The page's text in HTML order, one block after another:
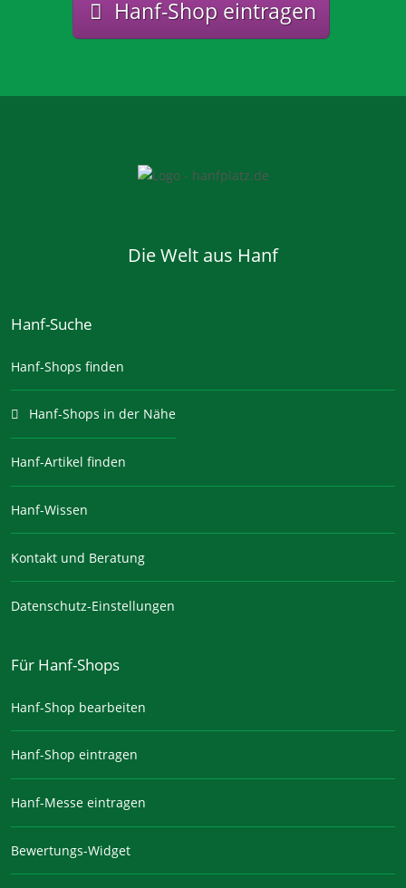
Hanf-Shop eintragen
Die Welt aus Hanf
Hanf-Suche
Hanf-Shops finden
Hanf-Shops in der Nähe
Hanf-Artikel finden
Hanf-Wissen
Kontakt und Beratung
Datenschutz-Einstellungen
Für Hanf-Shops
Hanf-Shop bearbeiten
Hanf-Shop eintragen
Hanf-Messe eintragen
Bewertungs-Widget